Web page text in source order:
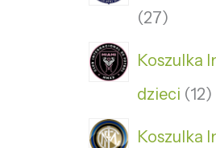
27
Koszulka
dzieci 12
Koszulka